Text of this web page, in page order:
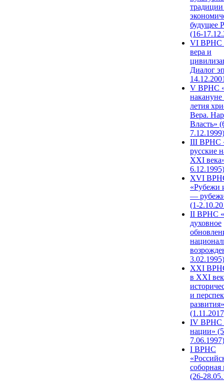
будущее
(16-
VI ВРНС
вера и
Диалог
V ВРНС
накануне
летия
Вера.
Власть»
7.12.1999)
III ВРНС
русские
XXI
6.12.1995)
XVI
«Рубежи
—
(1-
II ВРНС
духовное
3.02.1995)
XХI
в XXI
и
развития»
IV ВРНС
нации»
7.06.1997)
I ВРНС
(26-